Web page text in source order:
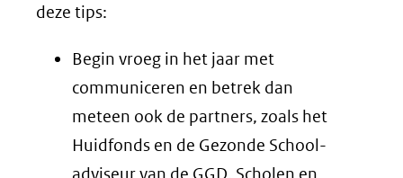
deze tips:
Begin vroeg in het jaar met
communiceren en betrek dan
meteen ook de partners, zoals het
Huidfonds en de Gezonde School-
adviseur van de GGD. Scholen en